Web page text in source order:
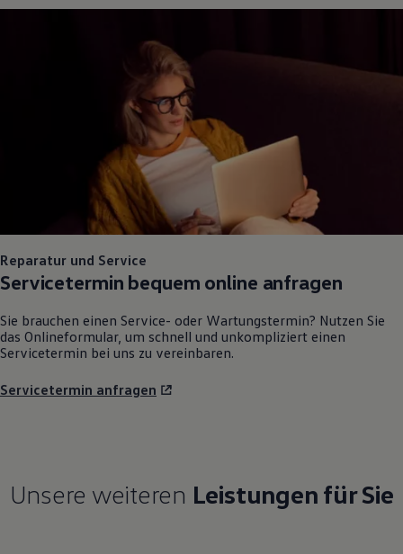
Reparatur und Service
Servicetermin bequem online anfragen
Sie brauchen einen Service- oder Wartungstermin? Nutzen Sie
das Onlineformular, um schnell und unkompliziert einen
Servicetermin bei uns zu vereinbaren.
Servicetermin anfragen
Unsere weiteren Leistungen für Sie